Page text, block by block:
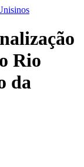
Rio
da